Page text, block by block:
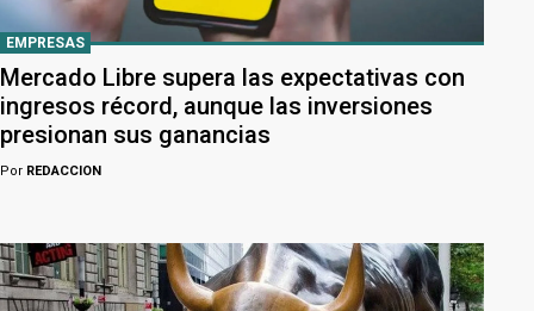
EMPRESAS
Mercado Libre supera las expectativas con
ingresos récord, aunque las inversiones
presionan sus ganancias
Por REDACCION